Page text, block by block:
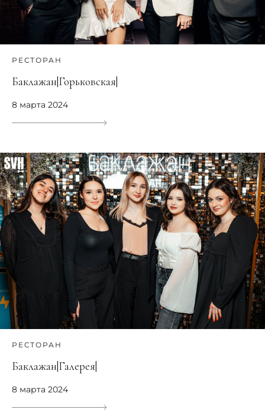
РЕСТОРАН
Баклажан|Горьковская|
8 марта 2024
РЕСТОРАН
Баклажан|Галерея|
8 марта 2024